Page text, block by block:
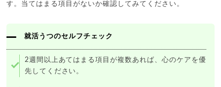
す。当てはまる項目がないか確認してみてください。
就活うつのセルフチェック
2週間以上あてはまる項目が複数あれば、心のケアを優
先してください。